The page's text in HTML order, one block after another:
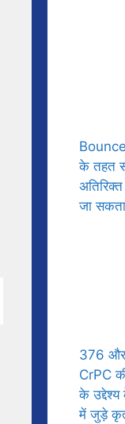
के तहत
जा
376
CrPC
के
में जुड़े